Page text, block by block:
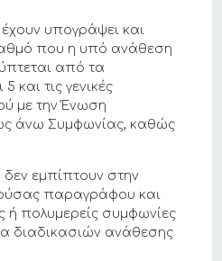
υπογράψει και
που η υπό ανάθεση
από τα
και τις γενικές
με την Ένωση
άνω Συμφωνίας, καθώς
εμπίπτουν στην
παραγράφου και
ή πολυμερείς συμφωνίες
διαδικασιών ανάθεσης